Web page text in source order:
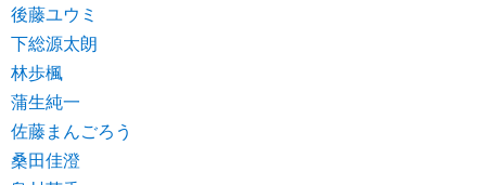
後藤ユウミ
下総源太朗
林歩楓
蒲生純一
佐藤まんごろう
桑田佳澄